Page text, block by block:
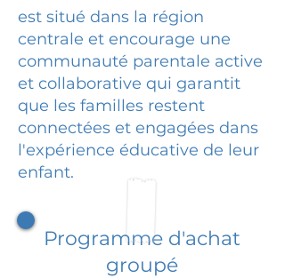
est situé dans la région
centrale et encourage une
communauté parentale active
et collaborative qui garantit
que les familles restent
connectées et engagées dans
l'expérience éducative de leur
enfant.
Programme d'achat
groupé